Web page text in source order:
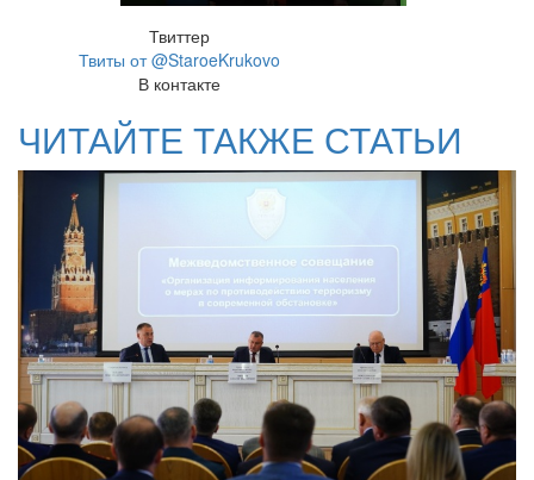
Твиттер
Твиты от @StaroeKrukovo
В контакте
ЧИТАЙТЕ ТАКЖЕ СТАТЬИ